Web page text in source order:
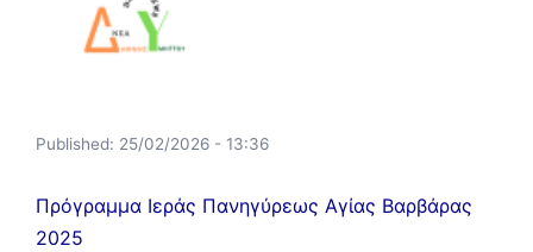
Published: 25/02/2026 - 13:36
Πρόγραμμα Ιεράς Πανηγύρεως Αγίας Βαρβάρας
2025